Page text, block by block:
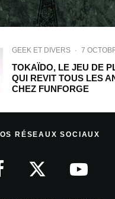
GEEK ET DIVERS · 7
TOKAÏDO, LE JEU DE
QUI REVIT TOUS LES
CHEZ FUNFORGE
RÉSEAUX SOCIAUX